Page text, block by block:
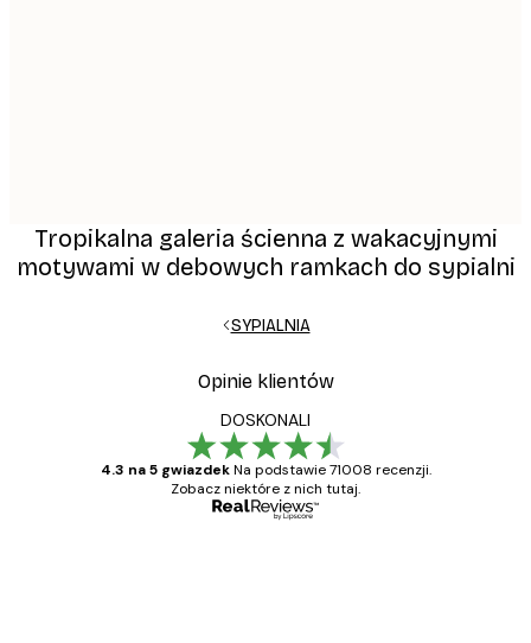
Tropikalna galeria ścienna z wakacyjnymi
motywami w debowych ramkach do sypialni
SYPIALNIA
Opinie klientów
DOSKONALI
4.3 na 5 gwiazdek Na podstawie 71008 recenzji.
Zobacz niektóre z nich tutaj.